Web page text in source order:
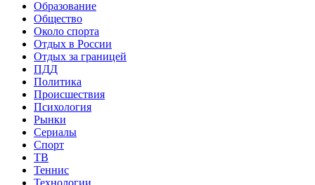
Образование
Общество
Около спорта
Отдых в России
Отдых за границей
ПДД
Политика
Происшествия
Психология
Рынки
Сериалы
Спорт
ТВ
Теннис
Технологии